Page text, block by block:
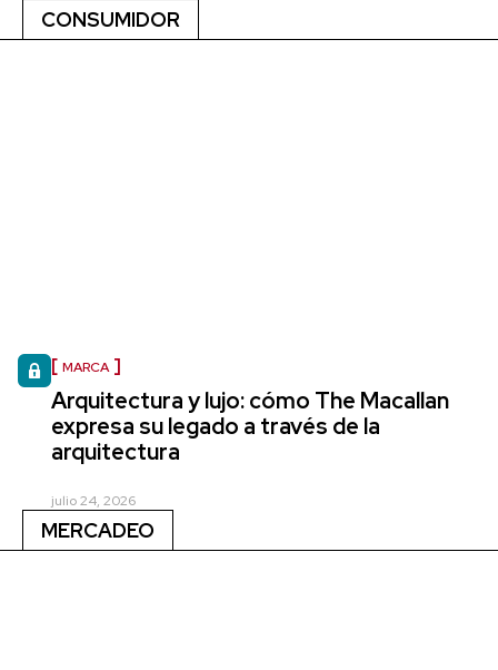
CONSUMIDOR
MARCA
Arquitectura y lujo: cómo The Macallan
expresa su legado a través de la
arquitectura
julio 24, 2026
MERCADEO